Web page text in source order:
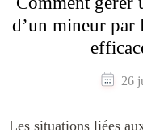
d’un mineur par
26
Les situations liées